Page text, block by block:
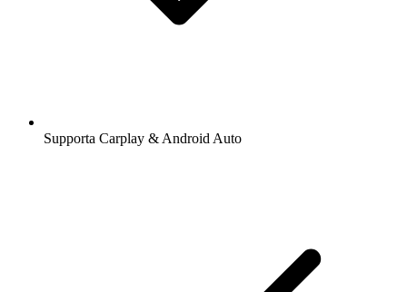
Supporta Carplay & Android Auto